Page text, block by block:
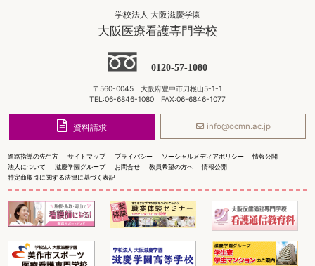
学校法人 大阪滋慶学園
大阪医療看護専門学校
0120-57-1080
〒560-0045 大阪府豊中市刀根山5-1-1
TEL:06-6846-1080 FAX:06-6846-1077
資料請求 info@ocmn.ac.jp
進路指導の先生方 サイトマップ プライバシー ソーシャルメディアポリシー
情報公開
法人について
滋慶学園グループ お問合せ 教員希望の方へ
情報公開
特定商取引に関する法律に基づく表記